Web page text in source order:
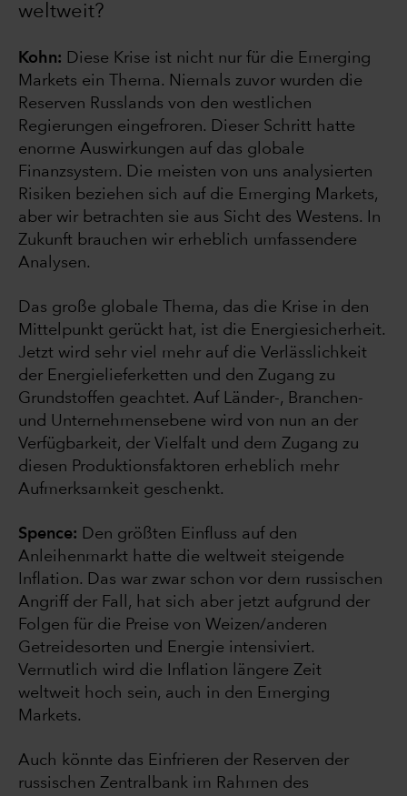
weltweit?
Kohn: Diese Krise ist nicht nur für die Emerging
Markets ein Thema. Niemals zuvor wurden die
Reserven Russlands von den westlichen
Regierungen eingefroren. Dieser Schritt hatte
enorme Auswirkungen auf das globale
Finanzsystem. Die meisten von uns analysierten
Risiken beziehen sich auf die Emerging Markets,
aber wir betrachten sie aus Sicht des Westens. In
Zukunft brauchen wir erheblich umfassendere
Analysen.
Das große globale Thema, das die Krise in den
Mittelpunkt gerückt hat, ist die Energiesicherheit.
Jetzt wird sehr viel mehr auf die Verlässlichkeit
der Energielieferketten und den Zugang zu
Grundstoffen geachtet. Auf Länder-, Branchen-
und Unternehmensebene wird von nun an der
Verfügbarkeit, der Vielfalt und dem Zugang zu
diesen Produktionsfaktoren erheblich mehr
Aufmerksamkeit geschenkt.
Spence: Den größten Einfluss auf den
Anleihenmarkt hatte die weltweit steigende
Inflation. Das war zwar schon vor dem russischen
Angriff der Fall, hat sich aber jetzt aufgrund der
Folgen für die Preise von Weizen/anderen
Getreidesorten und Energie intensiviert.
Vermutlich wird die Inflation längere Zeit
weltweit hoch sein, auch in den Emerging
Markets.
Auch könnte das Einfrieren der Reserven der
russischen Zentralbank im Rahmen des